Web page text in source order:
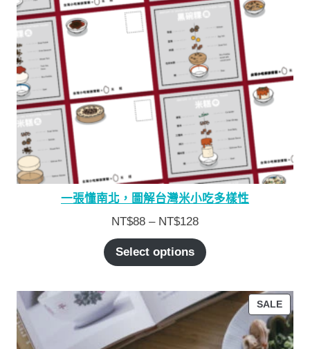
一張懂南北，圖解台灣米小吃多樣性
NT$88 – NT$128
Select options
SALE
ON
SALE